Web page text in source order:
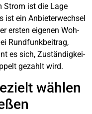
Strom ist die Lage
ist ein Anbie­ter­wech­sel
ers­ten eige­nen Woh­
Rund­funk­bei­trag,
es sich, Zustän­dig­kei­
gezahlt wird.
wäh­len